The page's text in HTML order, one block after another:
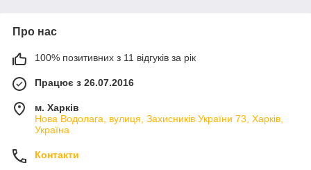
Про нас
100% позитивних з 11 відгуків за рік
Працює з 26.07.2016
м. Харків
Нова Водолага, вулиця, Захисників України 73, Харків,
Україна
Контакти